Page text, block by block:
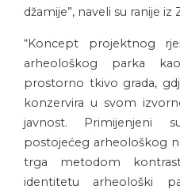
džamije”, naveli su ranije iz
“Koncept projektnog
arheološkog parka
prostorno tkivo grada,
konzervira u svom
javnost. Primijenjeni
postojećeg arheološkog
trga metodom
identitetu arheološki